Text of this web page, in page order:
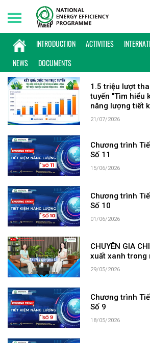
INTRODUCTION ACTIVITIES
NEWS
DOCUMENTS
Saturday, 08/08/2026 | 20:53 GMT+7
KEYWORD:
1.5 triệu lượt
tuyến "Tìm hiểu
năng lượng tiết
21/07/2026
Chương trình
Số 11
15/06/2026
Chương trình
Số 10
01/06/2026
CHUYÊN GIA
xuất xanh trong
29/05/2026
Chương trình
Số 9
18/05/2026